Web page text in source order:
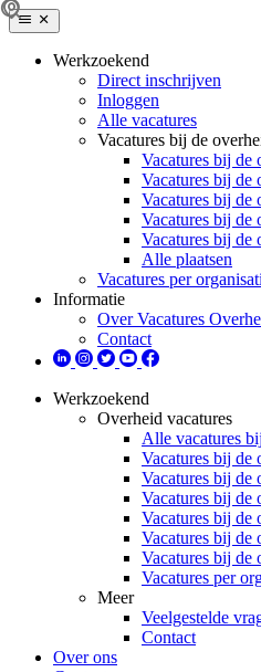
Werkzoekend
Direct inschrijven
Inloggen
Alle vacatures
Vacatures bij de
Vacatures bij de
Vacatures bij de
Vacatures bij de
Vacatures bij de
Vacatures bij de
Alle plaatsen
Vacatures per
Informatie
Over Vacatures
Contact
Werkzoekend
Overheid vacatures
Alle vacatures
Vacatures bij de
Vacatures bij de
Vacatures bij de
Vacatures bij de
Vacatures bij de
Vacatures bij de
Vacatures per
Meer
Veelgestelde
Contact
Over ons